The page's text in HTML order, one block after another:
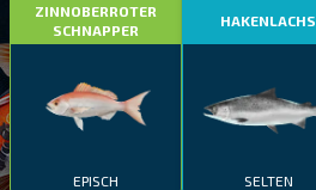
ZINNOBERROTER
SCHNAPPER
EPISCH
HAKENLACHS
SELTEN